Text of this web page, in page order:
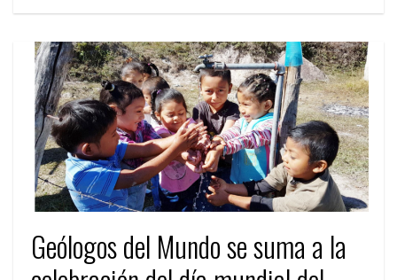
Geólogos del Mundo se suma a la